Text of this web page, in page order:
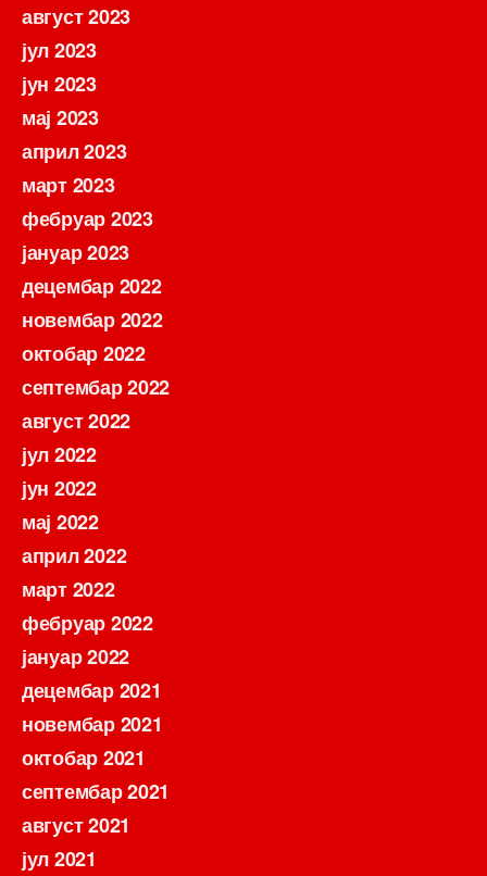
август 2023
јул 2023
јун 2023
мај 2023
април 2023
март 2023
фебруар 2023
јануар 2023
децембар 2022
новембар 2022
октобар 2022
септембар 2022
август 2022
јул 2022
јун 2022
мај 2022
април 2022
март 2022
фебруар 2022
јануар 2022
децембар 2021
новембар 2021
октобар 2021
септембар 2021
август 2021
јул 2021